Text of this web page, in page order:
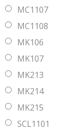
MC1107
MC1108
MK106
MK107
MK213
MK214
MK215
SCL1101